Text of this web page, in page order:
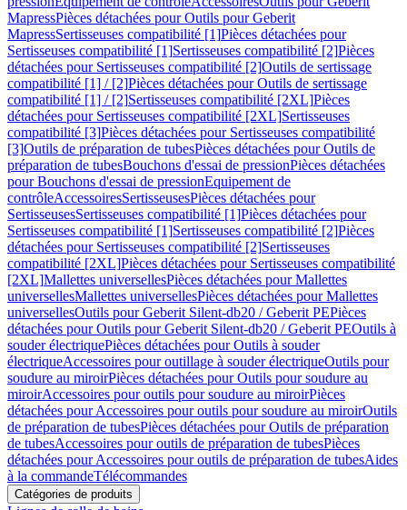
MapressPièces détachées pour Outils pour Geberit
MapressSertisseuses compatibilité [1]Pièces détachées pour
Sertisseuses compatibilité [1]Sertisseuses compatibilité [2]Pièces
détachées pour Sertisseuses compatibilité [2]Outils de sertissage
compatibilité [1] / [2]Pièces détachées pour Outils de sertissage
compatibilité [1] / [2]Sertisseuses compatibilité [2XL]Pièces
détachées pour Sertisseuses compatibilité [2XL]Sertisseuses
compatibilité [3]Pièces détachées pour Sertisseuses compatibilité
[3]Outils de préparation de tubesPièces détachées pour Outils de
préparation de tubesBouchons d'essai de pressionPièces détachées
pour Bouchons d'essai de pressionEquipement de
contrôleAccessoiresSertisseusesPièces détachées pour
SertisseusesSertisseuses compatibilité [1]Pièces détachées pour
Sertisseuses compatibilité [1]Sertisseuses compatibilité [2]Pièces
détachées pour Sertisseuses compatibilité [2]Sertisseuses
compatibilité [2XL]Pièces détachées pour Sertisseuses compatibilité
[2XL]Mallettes universellesPièces détachées pour Mallettes
universellesMallettes universellesPièces détachées pour Mallettes
universellesOutils pour Geberit Silent-db20 / Geberit PEPièces
détachées pour Outils pour Geberit Silent-db20 / Geberit PEOutils à
souder électriquePièces détachées pour Outils à souder
électriqueAccessoires pour outillage à souder électriqueOutils pour
soudure au miroirPièces détachées pour Outils pour soudure au
miroirAccessoires pour outils pour soudure au miroirPièces
détachées pour Accessoires pour outils pour soudure au miroirOutils
de préparation de tubesPièces détachées pour Outils de préparation
de tubesAccessoires pour outils de préparation de tubesPièces
détachées pour Accessoires pour outils de préparation de tubesAides
à la commandeTélécommandes
Catégories de produits